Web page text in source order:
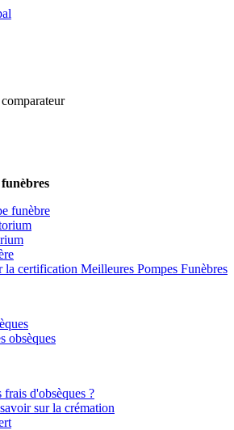
funèbre
la certification Meilleures Pompes Funèbres
obsèques
d'obsèques ?
sur la crémation